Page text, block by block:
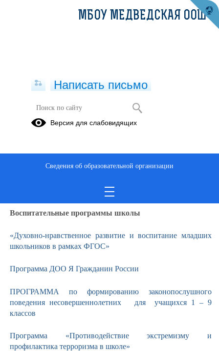
Воспитательная работа
МЕДВЕДСКАЯ ООШ
План воспитательной работы школы
Паспорт ДОО
Воспитательные программы школы
«Духовно-нравственное развитие и воспитание младших
школьников в рамках ФГОС»
Программа ДОО Я Гражданин России
ПРОГРАММА по формированию законопослушного
поведения несовершеннолетних для учащихся 1 – 9
классов
Программа «Противодействие экстремизму и
профилактика терроризма в школе»
МБОУ МЕДВЕДСКАЯ ООШ
Написать письмо
Версия для слабовидящих
Сведения об образовательной организации